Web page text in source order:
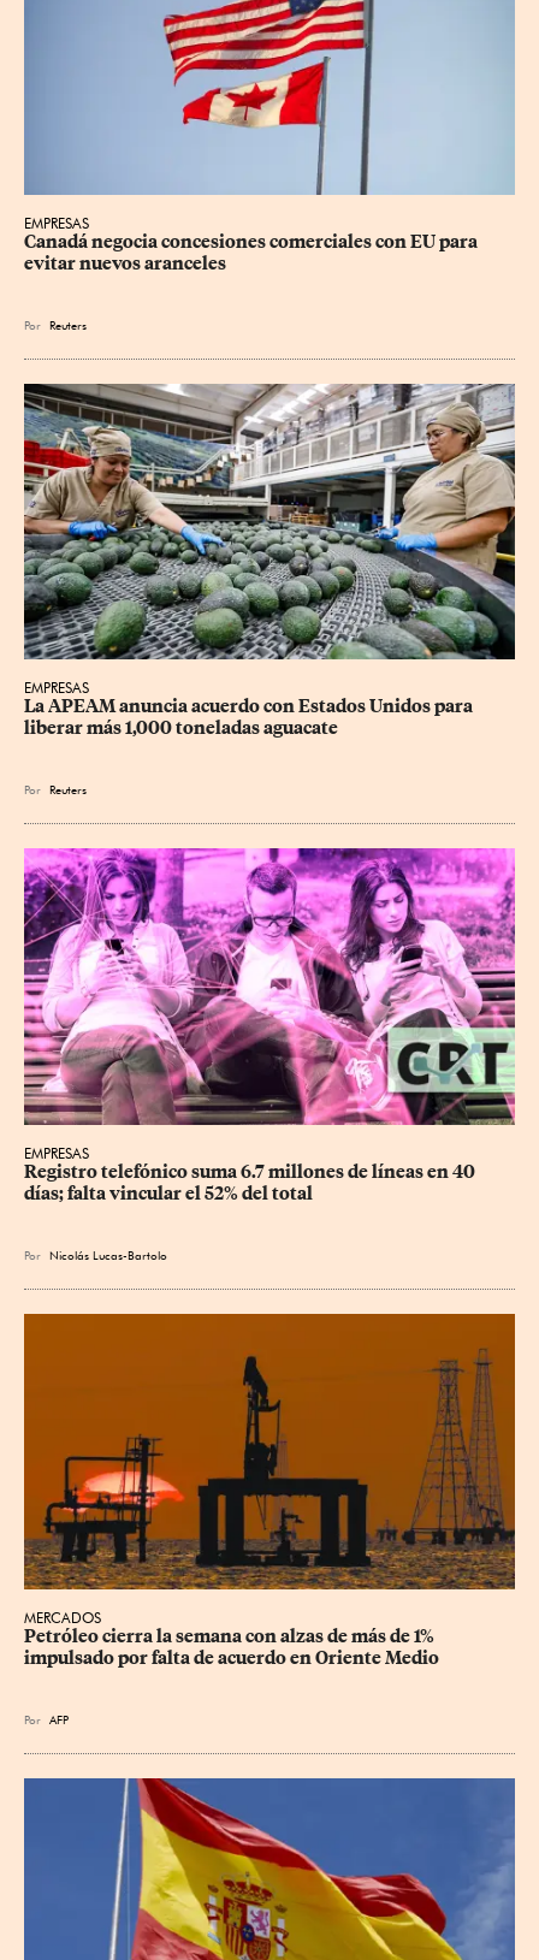
EMPRESAS
Canadá negocia concesiones comerciales con EU para
evitar nuevos aranceles
Por Reuters
EMPRESAS
La APEAM anuncia acuerdo con Estados Unidos para
liberar más 1,000 toneladas aguacate
Por Reuters
EMPRESAS
Registro telefónico suma 6.7 millones de líneas en 40
días; falta vincular el 52% del total
Por Nicolás Lucas-Bartolo
MERCADOS
Petróleo cierra la semana con alzas de más de 1%
impulsado por falta de acuerdo en Oriente Medio
Por AFP